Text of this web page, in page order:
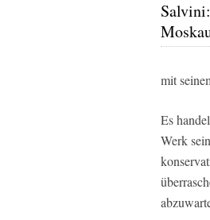
mit
Es
Werk